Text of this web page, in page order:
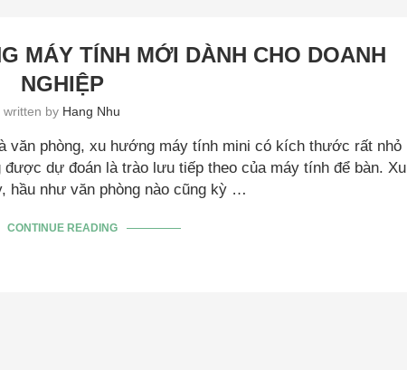
MÁY TÍNH MỚI DÀNH CHO DOANH
NGHIỆP
written by Hang Nhu
văn phòng, xu hướng máy tính mini có kích thước rất nhỏ
dự đoán là trào lưu tiếp theo của máy tính để bàn. Xu
hầu như văn phòng nào cũng kỳ …
CONTINUE READING